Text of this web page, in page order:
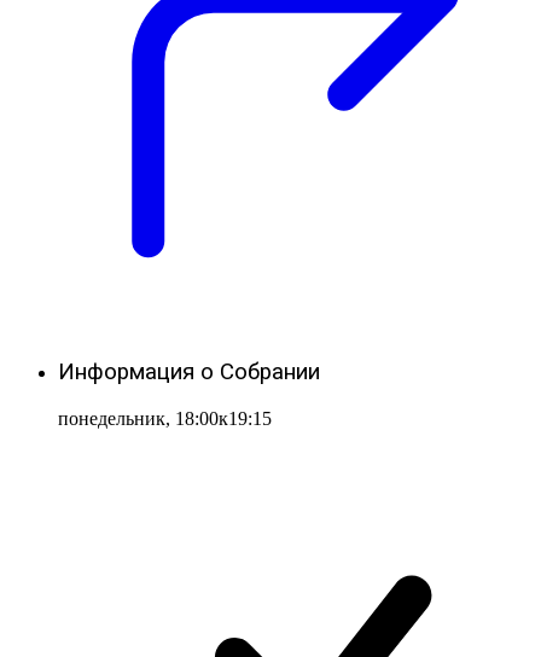
Информация о Собрании
понедельник, 18:00к19:15